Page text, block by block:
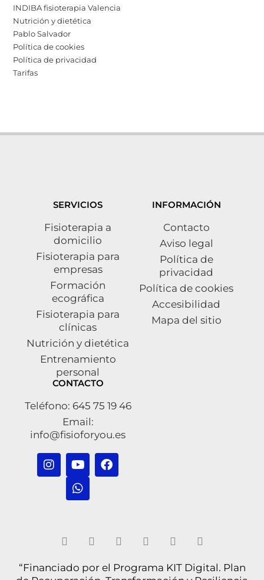
INDIBA fisioterapia Valencia
Nutrición y dietética
Pablo Salvador
Política de cookies
Política de privacidad
Tarifas
SERVICIOS
Fisioterapia a
domicilio
Fisioterapia para
empresas
Formación
ecográfica
Fisioterapia para
clínicas
Nutrición y dietética
Entrenamiento
personal
INFORMACIÓN
Contacto
Aviso legal
Política de
privacidad
Política de cookies
Accesibilidad
Mapa del sitio
CONTACTO
Teléfono: 645 75 19 46
Email:
info@fisioforyou.es
“Financiado por el Programa KIT Digital. Plan